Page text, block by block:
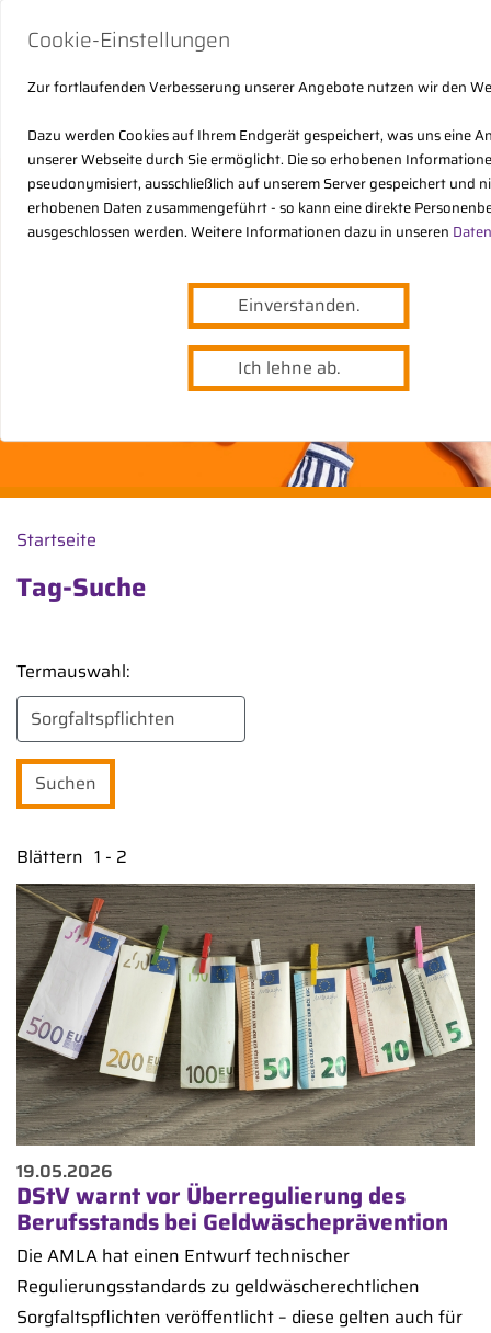
Cookie-Einstellungen
Zur fortlaufenden Verbesserung unserer Angebote nutzen wir den
Dazu werden Cookies auf Ihrem Endgerät gespeichert, was uns eine
unserer Webseite durch Sie ermöglicht. Die so erhobenen
pseudonymisiert, ausschließlich auf unserem Server gespeichert und
erhobenen Daten zusammengeführt - so kann eine direkte
ausgeschlossen werden. Weitere Informationen dazu in unseren
Einverstanden.
Ich lehne ab.
Startseite
Tag-Suche
Termauswahl:
Blättern 1 - 2
19.05.2026
DStV warnt vor Überregulierung des
Berufsstands bei Geldwäscheprävention
Die AMLA hat einen Entwurf technischer
Regulierungsstandards zu geldwäscherechtlichen
Sorgfaltspflichten veröffentlicht – diese gelten auch für